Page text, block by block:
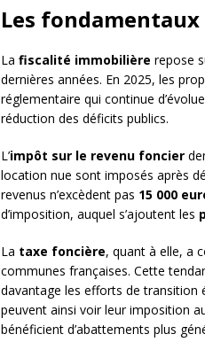
Les
La fiscalité immobilière repose
dernières années. En 2025, les
réglementaire qui continue
réduction des déficits publics.
L’impôt sur le revenu foncier
location nue sont imposés après
revenus n’excèdent pas 15 000
d’imposition, auquel s’ajoutent les
La taxe foncière, quant à elle, a
communes françaises. Cette
davantage les efforts de transition
peuvent ainsi voir leur imposition
bénéficient d’abattements plus